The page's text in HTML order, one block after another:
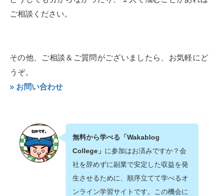
ご相談ください。
その他、ご相談＆ご質問がございましたら、お気軽にど
うぞ。
» お問い合わせ
無料から学べる「Wakablog
College」 に参加はお済みですか？会
社を辞めずに副業で安定した収益を発
生させるために、順序立てて学べるオ
ンライン学習サイトです。この機会に